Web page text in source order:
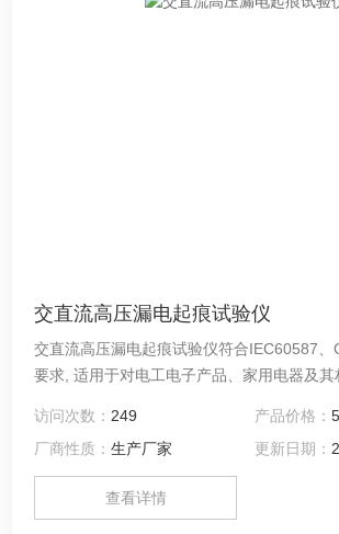
交直流高压漏电起痕试验仪
交直流高压漏电起痕试验仪符合IEC60587
要求, 适用于对电工电子产品、家用电器及其
染物和斜面试样，通过耐电痕化和蚀损的测
条件下使用的电气绝缘材料的耐电痕化和蚀
访问次数： 249 产品价格：
厂商性质：生产厂家 更新日期：
查看详情